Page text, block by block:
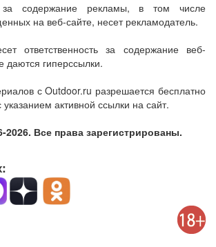
за содержание рекламы, в том числе
на веб-сайте, несет рекламодатель.
ответственность за содержание веб-
даются гиперссылки.
с Outdoor.ru разрешается бесплатно
активной ссылки на сайт.
2026. Все права зарегистрированы.